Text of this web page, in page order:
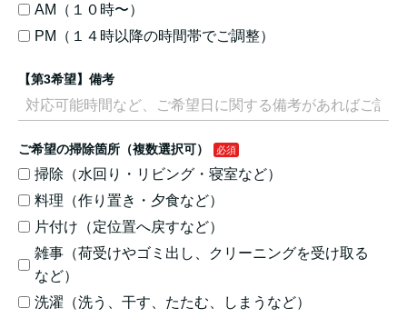
AM（１０時〜）
PM（１４時以降の時間帯でご調整）
【第3希望】備考
ご希望の掃除箇所（複数選択可）
掃除（水回り・リビング・寝室など）
料理（作り置き・夕食など）
片付け（定位置へ戻すなど）
雑事（荷受けやゴミ出し、クリーニングを受け取る
など）
洗濯（洗う、干す、たたむ、しまうなど）